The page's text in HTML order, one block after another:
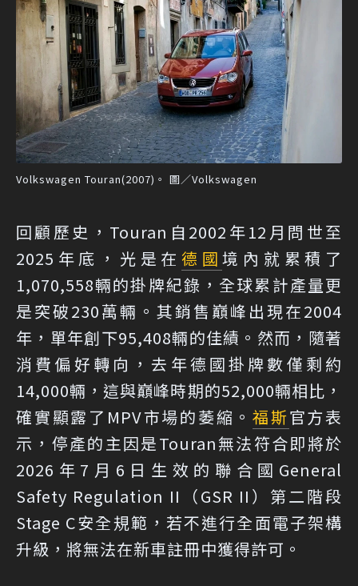
Volkswagen Touran(2007)。 圖／Volkswagen
回顧歷史，Touran自2002年12月問世至
2025年底，光是在 德國境內就累積了
1,070,558輛的掛牌紀錄，全球累計產量更
是突破230萬輛。其銷售巔峰出現在2004
年，單年創下95,408輛的佳績。然而，隨著
消費偏好轉向，去年德國掛牌數僅剩約
14,000輛，這與巔峰時期的52,000輛相比，
確實顯露了MPV市場的萎縮。 福斯官方表
示，停產的主因是Touran無法符合即將於
2026年7月6日生效的聯合國General
Safety Regulation II（GSR II）第二階段
Stage C安全規範，若不進行全面電子架構
升級，將無法在新車註冊中獲得許可。